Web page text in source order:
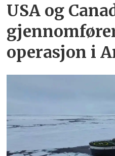
USA og
operasjon i